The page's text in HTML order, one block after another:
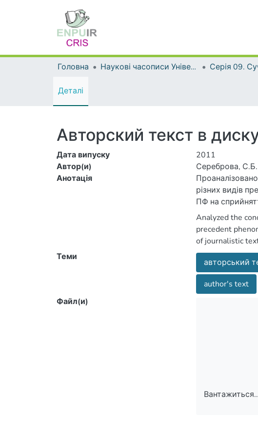
Головна Наукові часописи Університету
Деталі
Авторский текст в
Дата випуску
2011
Автор(и)
Сереброва, С.Б.
Анотація
різних видів
ПФ на
Analyzed the
precedent
of journalistic
Теми
авторський
author's text
Файл(и)